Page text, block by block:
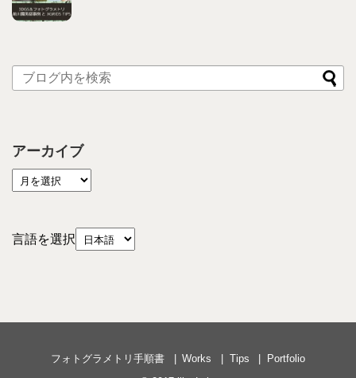
アーカイブ
言語を選択
フォトグラメトリ手順書 Works Tips
Portfolio